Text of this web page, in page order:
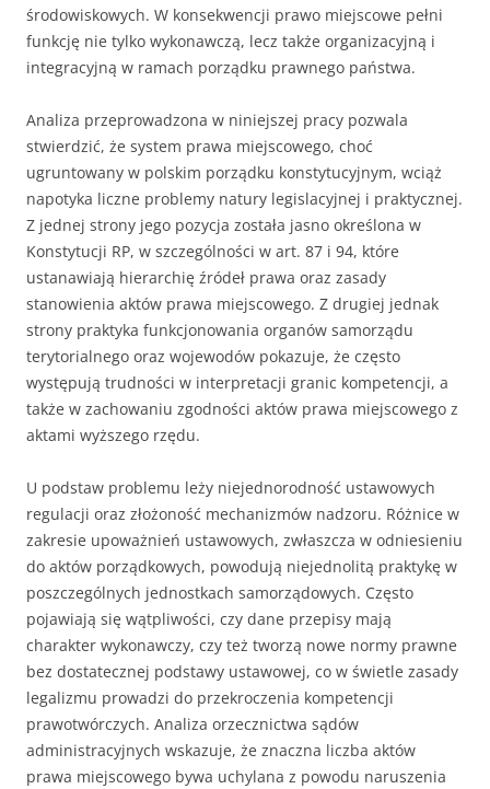
środowiskowych. W konsekwencji prawo miejscowe pełni
funkcję nie tylko wykonawczą, lecz także organizacyjną i
integracyjną w ramach porządku prawnego państwa.
Analiza przeprowadzona w niniejszej pracy pozwala
stwierdzić, że system prawa miejscowego, choć
ugruntowany w polskim porządku konstytucyjnym, wciąż
napotyka liczne problemy natury legislacyjnej i praktycznej.
Z jednej strony jego pozycja została jasno określona w
Konstytucji RP, w szczególności w art. 87 i 94, które
ustanawiają hierarchię źródeł prawa oraz zasady
stanowienia aktów prawa miejscowego. Z drugiej jednak
strony praktyka funkcjonowania organów samorządu
terytorialnego oraz wojewodów pokazuje, że często
występują trudności w interpretacji granic kompetencji, a
także w zachowaniu zgodności aktów prawa miejscowego z
aktami wyższego rzędu.
U podstaw problemu leży niejednorodność ustawowych
regulacji oraz złożoność mechanizmów nadzoru. Różnice w
zakresie upoważnień ustawowych, zwłaszcza w odniesieniu
do aktów porządkowych, powodują niejednolitą praktykę w
poszczególnych jednostkach samorządowych. Często
pojawiają się wątpliwości, czy dane przepisy mają
charakter wykonawczy, czy też tworzą nowe normy prawne
bez dostatecznej podstawy ustawowej, co w świetle zasady
legalizmu prowadzi do przekroczenia kompetencji
prawotwórczych. Analiza orzecznictwa sądów
administracyjnych wskazuje, że znaczna liczba aktów
prawa miejscowego bywa uchylana z powodu naruszenia